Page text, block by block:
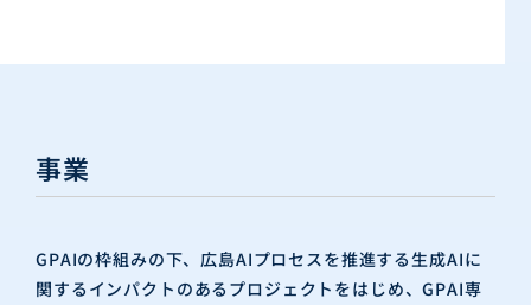
事業
GPAIの枠組みの下、広島AIプロセスを推進する生成AIに
関するインパクトのあるプロジェクトをはじめ、GPAI専